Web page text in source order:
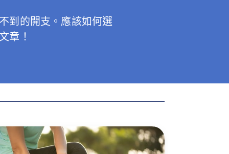
到的開支。應該如何選
章！